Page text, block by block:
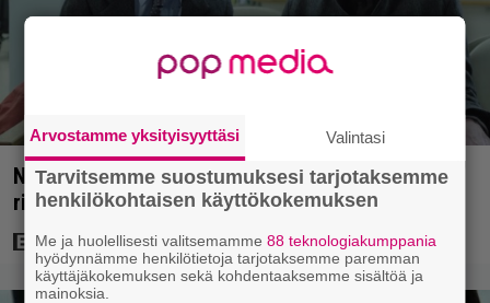
Nyt Netflixissä: Yksi viime vuosien parhaista
rikossarjoista – IMDB-arvio 8,8
Arvostamme yksityisyyttäsi Valintasi
Tarvitsemme suostumuksesi tarjotaksemme
henkilökohtaisen käyttökokemuksen
Me ja huolellisesti valitsemamme88 teknologiakumppania
hyödynnämme henkilötietoja tarjotaksemme paremman
käyttäjäkokemuksen sekä kohdentaaksemme sisältöä ja
mainoksia.